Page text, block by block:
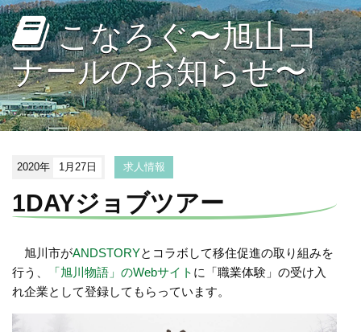
こなろぐ〜旭山コ
ナールのお知らせ〜
2020年 1月27日 求人情報
1DAYジョブツアー
旭川市がANDSTORYとコラボして移住促進の取り組みを
行う、
「旭川物語」のWebサイト に「職業体験」の受け入
れ企業として登録してもらっています。